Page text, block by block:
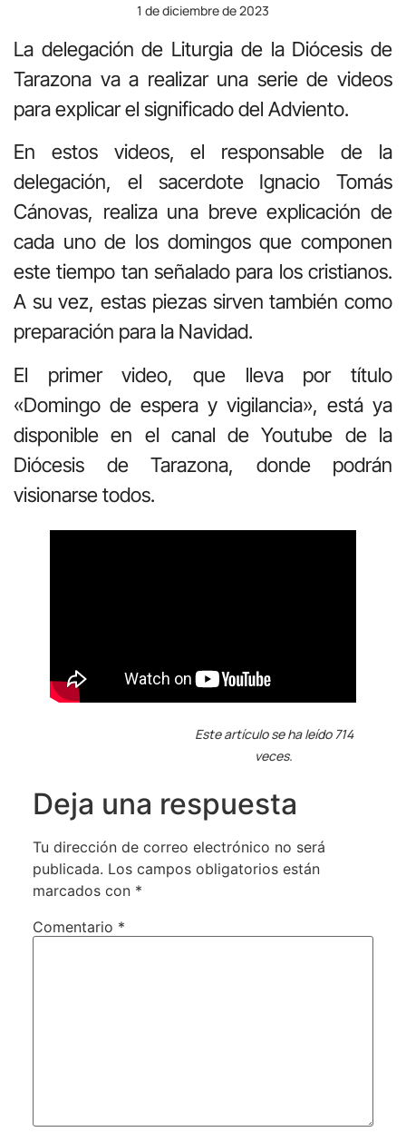
1 de diciembre de 2023
La delegación de Liturgia de la Diócesis de
Tarazona va a realizar una serie de videos
para explicar el significado del Adviento.
En estos videos, el responsable de la
delegación, el sacerdote Ignacio Tomás
Cánovas, realiza una breve explicación de
cada uno de los domingos que componen
este tiempo tan señalado para los cristianos.
A su vez, estas piezas sirven también como
preparación para la Navidad.
El primer video, que lleva por título
«Domingo de espera y vigilancia», está ya
disponible en el canal de Youtube de la
Diócesis de Tarazona, donde podrán
visionarse todos.
Este artículo se ha leído 714
veces.
Deja una respuesta
Tu dirección de correo electrónico no será
publicada. Los campos obligatorios están
marcados con *
Comentario *